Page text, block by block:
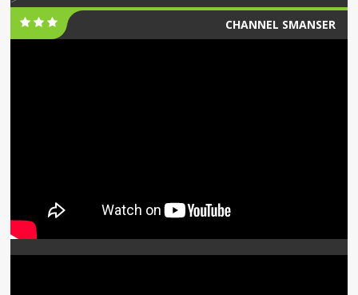
CHANNEL SMANSER